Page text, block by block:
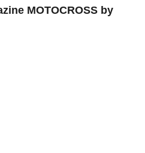
MOTOCROSS by